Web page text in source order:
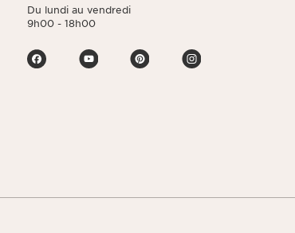
Du lundi au vendredi
9h00 - 18h00